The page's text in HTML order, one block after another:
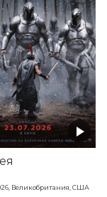
Великобритания, США